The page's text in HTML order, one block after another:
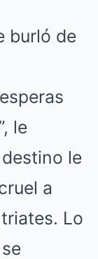
burló de
le
le
a
Lo